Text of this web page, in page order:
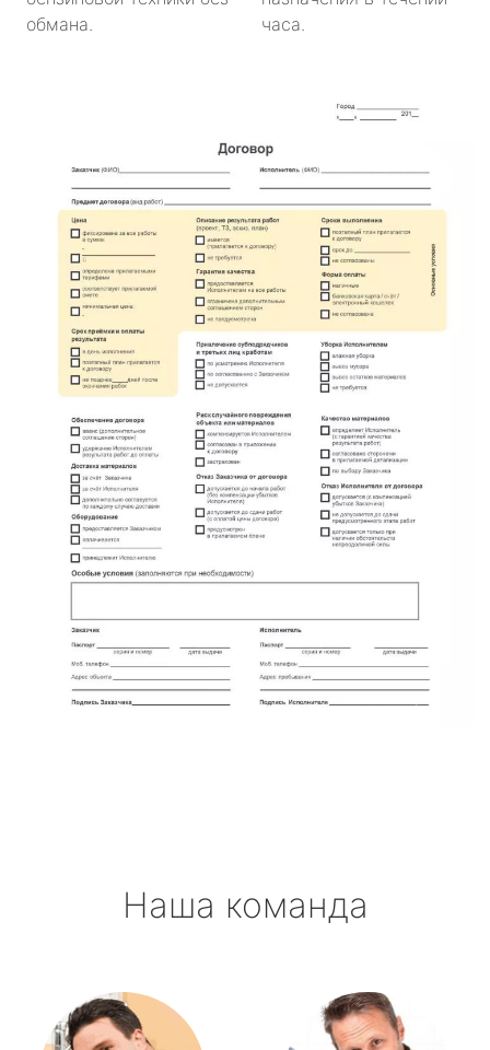
обмана.
часа.
Наша команда